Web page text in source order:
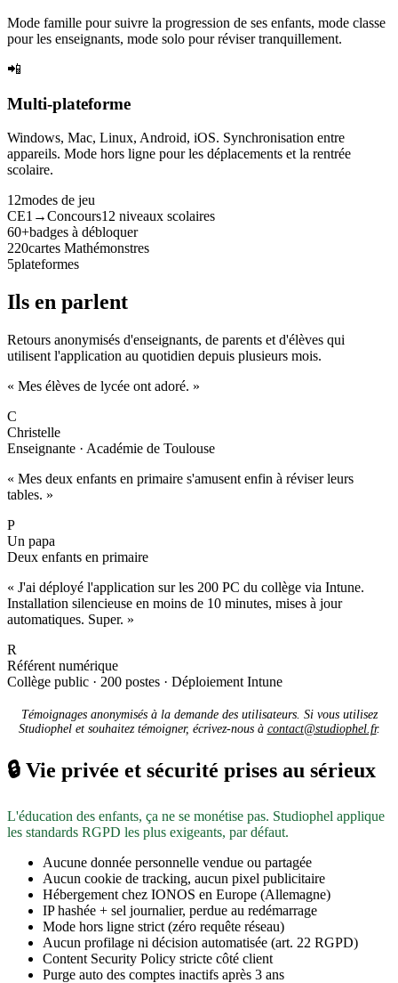
Mode famille pour suivre la progression de ses enfants, mode classe
pour les enseignants, mode solo pour réviser tranquillement.
📲
Multi-plateforme
Windows, Mac, Linux, Android, iOS. Synchronisation entre
appareils. Mode hors ligne pour les déplacements et la rentrée
scolaire.
12modes de jeu
CE1→Concours12 niveaux scolaires
60+badges à débloquer
220cartes Mathémonstres
5plateformes
Ils en parlent
Retours anonymisés d'enseignants, de parents et d'élèves qui
utilisent l'application au quotidien depuis plusieurs mois.
« Mes élèves de lycée ont adoré. »
C
Christelle
Enseignante · Académie de Toulouse
« Mes deux enfants en primaire s'amusent enfin à réviser leurs
tables. »
P
Un papa
Deux enfants en primaire
« J'ai déployé l'application sur les 200 PC du collège via Intune.
Installation silencieuse en moins de 10 minutes, mises à jour
automatiques. Super. »
R
Référent numérique
Collège public · 200 postes · Déploiement Intune
Témoignages anonymisés à la demande des utilisateurs. Si vous utilisez
Studiophel et souhaitez témoigner, écrivez-nous à contact@studiophel.fr.
🔒 Vie privée et sécurité prises au sérieux
L'éducation des enfants, ça ne se monétise pas. Studiophel applique
les standards RGPD les plus exigeants, par défaut.
Aucune donnée personnelle vendue ou partagée
Aucun cookie de tracking, aucun pixel publicitaire
Hébergement chez IONOS en Europe (Allemagne)
IP hashée + sel journalier, perdue au redémarrage
Mode hors ligne strict (zéro requête réseau)
Aucun profilage ni décision automatisée (art. 22 RGPD)
Content Security Policy stricte côté client
Purge auto des comptes inactifs après 3 ans